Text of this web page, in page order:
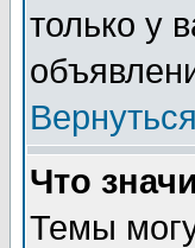
только у
Что
Темы